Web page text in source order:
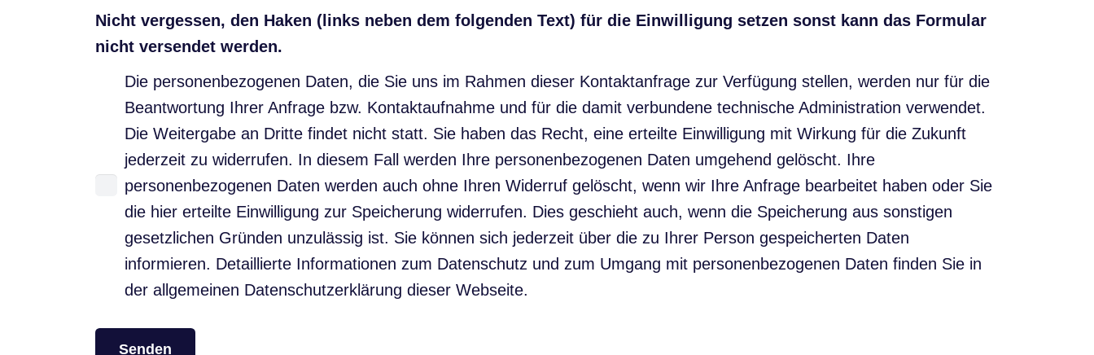
Nicht vergessen, den Haken (links neben dem folgenden Text) für die Einwilligung setzen sonst kann das Formular
nicht versendet werden.
Die personenbezogenen Daten, die Sie uns im Rahmen dieser Kontaktanfrage zur Verfügung stellen, werden nur für die
Beantwortung Ihrer Anfrage bzw. Kontaktaufnahme und für die damit verbundene technische Administration verwendet.
Die Weitergabe an Dritte findet nicht statt. Sie haben das Recht, eine erteilte Einwilligung mit Wirkung für die Zukunft
jederzeit zu widerrufen. In diesem Fall werden Ihre personenbezogenen Daten umgehend gelöscht. Ihre
personenbezogenen Daten werden auch ohne Ihren Widerruf gelöscht, wenn wir Ihre Anfrage bearbeitet haben oder Sie
die hier erteilte Einwilligung zur Speicherung widerrufen. Dies geschieht auch, wenn die Speicherung aus sonstigen
gesetzlichen Gründen unzulässig ist. Sie können sich jederzeit über die zu Ihrer Person gespeicherten Daten
informieren. Detaillierte Informationen zum Datenschutz und zum Umgang mit personenbezogenen Daten finden Sie in
der allgemeinen Datenschutzerklärung dieser Webseite.